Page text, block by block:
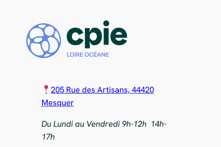
205 Rue des Artisans, 44420
Mesquer
Du Lundi au Vendredi 9h-12h 14h-
17h